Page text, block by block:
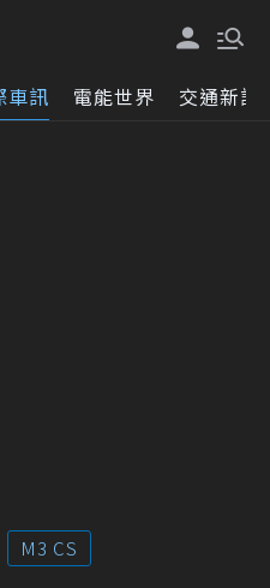
車訊 電能世界 交通新訊
M3 CS